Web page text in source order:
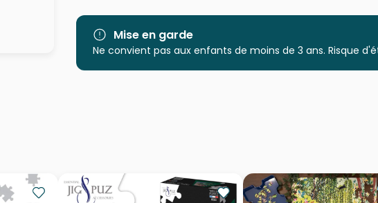
Catégorie
Age
Puzzle pour Adultes
pièces)
Mise en garde
Ne convient pas aux enfants de moins de 3 ans. Risque